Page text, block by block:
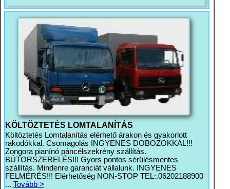
KÖLTÖZTETÉS LOMTALANÍTÁS
Költöztetés Lomtalanítás elérhető árakon és gyakorlott
rakodókkal. Csomagolás INGYENES DOBOZOKKAL!!!
Zongora pianínó páncélszekrény szállítás.
BÚTORSZERELÉS!!! Gyors pontos sérülésmentes
szállítás. Mindenre garanciát vállalunk. INGYENES
FELMÉRÉS!!! Elérhetőség NON-STOP TEL:.06202188900
... Tovább >